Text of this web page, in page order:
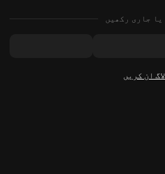
یا جاری رکھیں
لاگ ان کریں